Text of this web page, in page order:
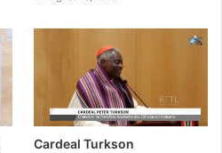
Cardeal Turkson